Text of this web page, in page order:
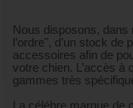
Nous disposons,
l’ordre", d’un stock
accessoires afin de
votre chien. L’accès à
gammes très